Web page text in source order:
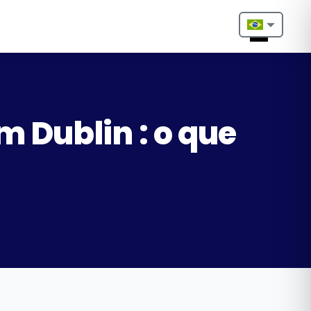
Nederlands
Dublin : o que